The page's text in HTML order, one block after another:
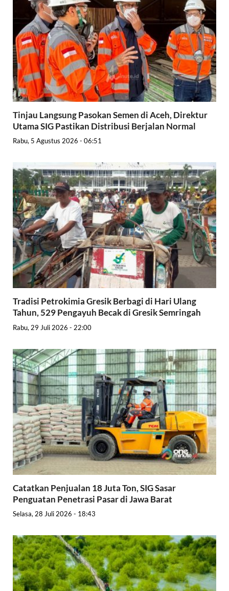
Tinjau Langsung Pasokan Semen di Aceh, Direktur
Utama SIG Pastikan Distribusi Berjalan Normal
Rabu, 5 Agustus 2026 - 06:51
Tradisi Petrokimia Gresik Berbagi di Hari Ulang
Tahun, 529 Pengayuh Becak di Gresik Semringah
Rabu, 29 Juli 2026 - 22:00
Catatkan Penjualan 18 Juta Ton, SIG Sasar
Penguatan Penetrasi Pasar di Jawa Barat
Selasa, 28 Juli 2026 - 18:43